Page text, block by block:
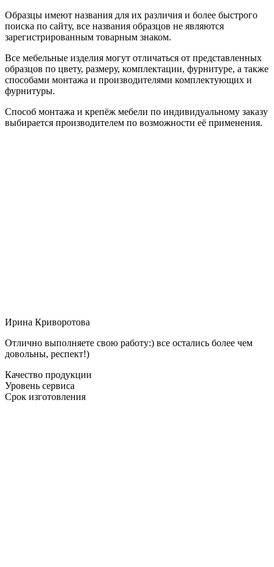
Образцы имеют названия для их различия и более быстрого
поиска по сайту, все названия образцов не являются
зарегистрированным товарным знаком.
Все мебельные изделия могут отличаться от представленных
образцов по цвету, размеру, комплектации, фурнитуре, а также
способами монтажа и производителями комплектующих и
фурнитуры.
Способ монтажа и крепёж мебели по индивидуальному заказу
выбирается производителем по возможности её применения.
Ирина Криворотова
Отлично выполняете свою работу:) все остались более чем
довольны, респект!)
Качество продукции
Уровень сервиса
Срок изготовления